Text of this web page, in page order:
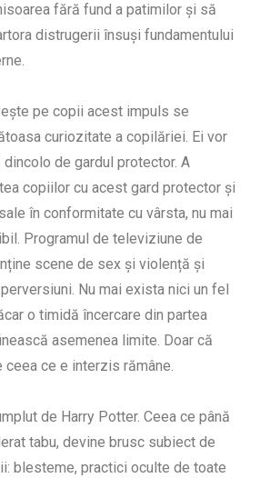
fără fund a patimilor și să
distrugerii însuși fundamentului
pe copii acest impuls se
curiozitate a copilăriei. Ei vor
de gardul protector. A
copiilor cu acest gard protector și
în conformitate cu vârsta, nu mai
Programul de televiziune de
scene de sex și violență și
Nu mai exista nici un fel
o timidă încercare din partea
asemenea limite. Doar că
ceea ce e interzis rămâne.
de Harry Potter. Ceea ce până
tabu, devine brusc subiect de
blesteme, practici oculte de toate